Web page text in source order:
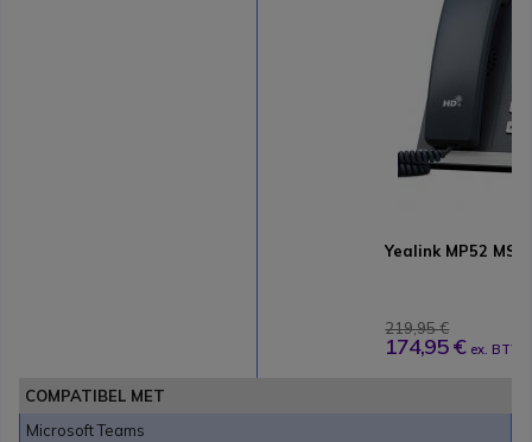
Yealink MP52 MS
219,95 €
174,95 € ex. BTW
COMPATIBEL MET
Microsoft Teams